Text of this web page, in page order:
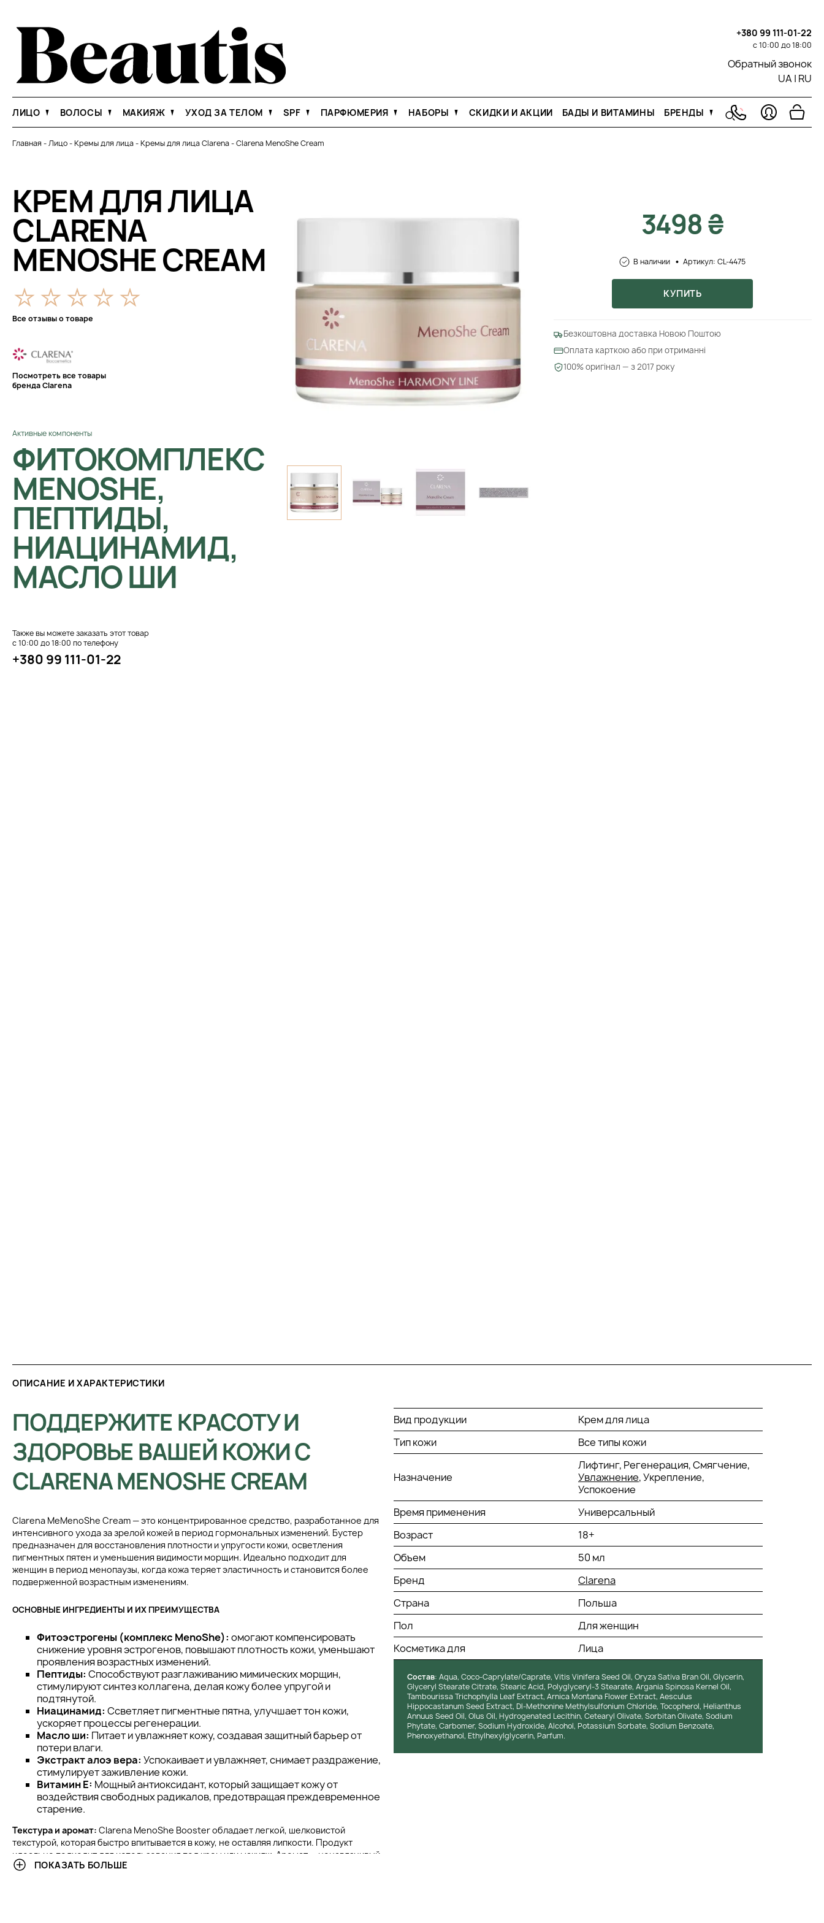
+380 99 111-01-22
с 10:00 до 18:00
Обратный звонок
UA | RU
ЛИЦО ВОЛОСЫ МАКИЯЖ УХОД ЗА ТЕЛОМ SPF ПАРФЮМЕРИЯ НАБОРЫ СКИДКИ И АКЦИИ БАДЫ И ВИТАМИНЫ БРЕНДЫ
Главная -Лицо-Кремы для лица-Кремы для лица Clarena-Clarena MenoShe Cream
КРЕМ ДЛЯ ЛИЦА
CLARENA
MENOSHE CREAM
Все отзывы о товаре
Посмотреть все товары
бренда Clarena
Активные компоненты
ФИТОКОМПЛЕКС
MENOSHE,
ПЕПТИДЫ,
НИАЦИНАМИД,
МАСЛО ШИ
Также вы можете заказать этот товар
с 10:00 до 18:00 по телефону
+380 99 111-01-22
3498 ₴
В наличии Артикул: CL-4475
КУПИТЬ
Безкоштовна доставка Новою Поштою
Оплата карткою або при отриманні
100% оригінал — з 2017 року
ОПИСАНИЕ И ХАРАКТЕРИСТИКИ
ПОДДЕРЖИТЕ КРАСОТУ И
ЗДОРОВЬЕ ВАШЕЙ КОЖИ С
CLARENA MENOSHE CREAM
Clarena MeMenoShe Cream — это концентрированное средство, разработанное для
интенсивного ухода за зрелой кожей в период гормональных изменений. Бустер
предназначен для восстановления плотности и упругости кожи, осветления
пигментных пятен и уменьшения видимости морщин. Идеально подходит для
женщин в период менопаузы, когда кожа теряет эластичность и становится более
подверженной возрастным изменениям.
ОСНОВНЫЕ ИНГРЕДИЕНТЫ И ИХ ПРЕИМУЩЕСТВА
Фитоэстрогены (комплекс MenoShe): омогают компенсировать
снижение уровня эстрогенов, повышают плотность кожи, уменьшают
проявления возрастных изменений.
Пептиды: Способствуют разглаживанию мимических морщин,
стимулируют синтез коллагена, делая кожу более упругой и
подтянутой.
Ниацинамид: Ссветляет пигментные пятна, улучшает тон кожи,
ускоряет процессы регенерации.
Масло ши: Питает и увлажняет кожу, создавая защитный барьер от
потери влаги.
Экстракт алоэ вера: Успокаивает и увлажняет, снимает раздражение,
стимулирует заживление кожи.
Витамин Е: Мощный антиоксидант, который защищает кожу от
воздействия свободных радикалов, предотвращая преждевременное
старение.
Текстура и аромат: Clarena MenoShe Booster обладает легкой, шелковистой
текстурой, которая быстро впитывается в кожу, не оставляя липкости. Продукт
идеально подходит для использования под крем или макияж. Аромат — ненавязчивый
и естественный, с мягкими нотами растительных экстрактов, создающий ощущение
ПОКАЗАТЬ БОЛЬШЕ
Вид продукции
Крем для лица
Тип кожи
Все типы кожи
Назначение
Лифтинг, Регенерация, Смягчение,
Увлажнение, Укрепление,
Успокоение
Время применения
Универсальный
Возраст
18+
Объем
50 мл
Бренд
Clarena
Страна
Польша
Пол
Для женщин
Косметика для
Лица
Состав: Aqua, Coco-Caprylate/Caprate, Vitis Vinifera Seed Oil, Oryza Sativa Bran Oil, Glycerin,
Glyceryl Stearate Citrate, Stearic Acid, Polyglyceryl-3 Stearate, Argania Spinosa Kernel Oil,
Tambourissa Trichophylla Leaf Extract, Arnica Montana Flower Extract, Aesculus
Hippocastanum Seed Extract, Dl-Methonine Methylsulfonium Chloride, Tocopherol, Helianthus
Annuus Seed Oil, Olus Oil, Hydrogenated Lecithin, Cetearyl Olivate, Sorbitan Olivate, Sodium
Phytate, Carbomer, Sodium Hydroxide, Alcohol, Potassium Sorbate, Sodium Benzoate,
Phenoxyethanol, Ethylhexylglycerin, Parfum.